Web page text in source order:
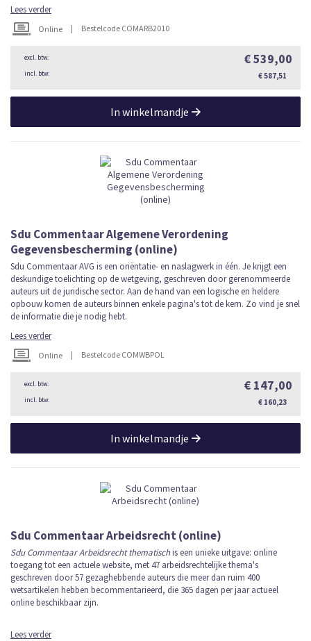
Lees verder
Online | Bestelcode COMARB2010
€ 539,00
€ 587,51
In winkelmandje
Sdu Commentaar Algemene Verordening
Gegevensbescherming (online)
Sdu Commentaar AVG is een oriëntatie- en naslagwerk in één. Je krijgt een
deskundige toelichting op de wetgeving, geschreven door gerenommeerde
auteurs uit de juridische sector. Aan de hand van een logische en heldere
opbouw komen de auteurs binnen enkele pagina's tot de kern. Zo vind je snel
de informatie die je nodig hebt.
Lees verder
Online | Bestelcode COMWBPOL
€ 147,00
€ 160,23
In winkelmandje
Sdu Commentaar Arbeidsrecht (online)
Sdu Commentaar Arbeidsrecht thematischis een unieke uitgave: online
toegang tot een actuele website, met 47 arbeidsrechtelijke thema's
geschreven door 57 gezaghebbende auteurs die meer dan ruim 400
wetsartikelen hebben becommentarieerd, die 365 dagen per jaar actueel
online beschikbaar zijn.
Lees verder